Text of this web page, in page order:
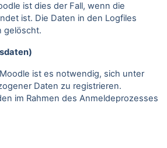
ist dies der Fall, wenn die
ist. Die Daten in den Logfiles
gelöscht.
ist es notwendig, sich unter
Daten zu registrieren.
im Rahmen des Anmeldeprozesses